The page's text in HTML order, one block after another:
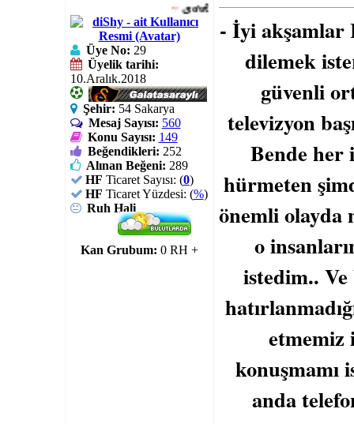
یơυℓℓεss ..
Üye No: 29
Üyelik tarihi:
10.Aralık.2018
Şehir: 54 Sakarya
Mesaj Sayısı: 560
Konu Sayısı: 149
Beğendikleri: 252
Alınan Beğeni: 289
HF Ticaret Sayısı: (0)
HF Ticaret Yüzdesi: (%)
Ruh Hali
Kan Grubum: 0 RH +
- İyi akşamlar
dilemek
güvenli
televizyon
Bende her
hürmeten
önemli olayda
o
istedim.. Ve
etmemiz
konuşmamı
anda